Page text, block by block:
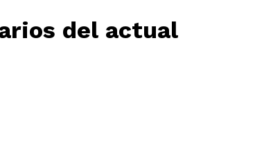
del actual